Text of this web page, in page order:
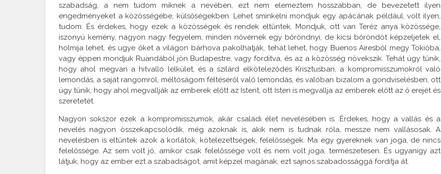
szabadság, a nem tudom miknek a nevében, ezt nem elemeztem hosszabban, de bevezetett ilyen
engedményeket a közösségébe, külsőségekben. Lehet sminkelni mondjuk egy apácának például, volt ilyen,
tudom. És érdekes, hogy ezek a közösségek és rendek eltűntek. Mondjuk, ott van Teréz anya közössége,
iszonyú kemény, nagyon nagy fegyelem, minden nővérnek egy bőröndnyi, de kicsi bőröndöt képzeljetek el,
holmija lehet, és ugye őket a világon bárhova pakolhatják, tehát lehet, hogy Buenos Airesből megy Tokióba,
vagy éppen mondjuk Ruandából jön Budapestre, vagy fordítva, és az a közösség növekszik. Tehát úgy tűnik,
hogy ahol megvan a hitvalló lelkület, és a szilárd elköteleződés Krisztusban, a kompromisszumokról való
lemondás, a saját rangomról, méltóságom féltéséről való lemondás, és valóban bizalom a gondviselésben, ott
úgy tűnik, hogy ahol megvallják az emberek előtt az Istent, ott Isten is megvallja az emberek előtt az ő erejét és
szeretetét.
Nagyon sokszor ezek a kompromisszumok, akár családi élet nevelésében is. Érdekes, hogy a vallás és a
nevelés nagyon összekapcsolódik, még azoknak is, akik nem is tudnak róla, messze nem vallásosak. A
nevelésben is eltűntek azok a korlátok, kötelezettségek, felelősségek. Ma egy gyereknek van joga, de nincs
felelőssége. Az sem volt jó, amikor csak felelőssége volt és nem volt joga, természetesen. És ugyanígy azt
látjuk, hogy az ember ezt a szabadságot, amit képzel magának, ezt sajnos szabadossággá fordítja át.